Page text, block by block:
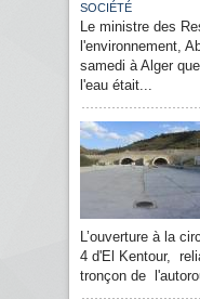
SOCIÉTÉ
Le ministre des
l'environnement,
samedi à Alger
l'eau était...
L’ouverture à la
4 d'El Kentour,
tronçon de